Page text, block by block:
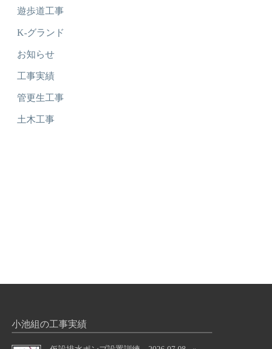
遊歩道工事
K-グランド
お知らせ
工事実績
管更生工事
土木工事
小池組の工事実績